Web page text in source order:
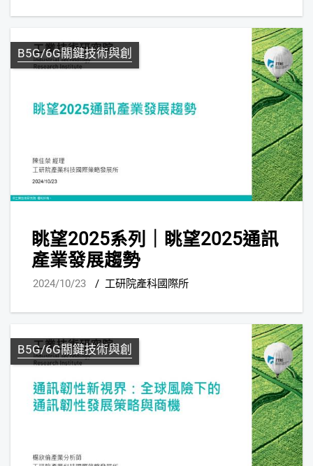
B5G/6G關鍵技術與創
眺望2025系列｜眺望2025通訊
產業發展趨勢
2024/10/23 / 工研院產科國際所
B5G/6G關鍵技術與創